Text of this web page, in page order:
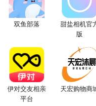
双鱼部落
甜盐相机官
版
伊对交友相亲
平台
天宏购物商